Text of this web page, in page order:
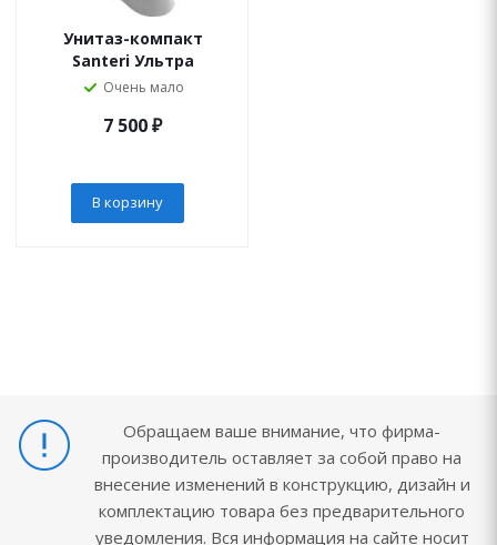
Унитаз-компакт
Santeri Ультра
Очень мало
7 500₽
В корзину
Обращаем ваше внимание, что фирма-
производитель оставляет за собой право на
внесение изменений в конструкцию, дизайн и
комплектацию товара без предварительного
уведомления. Вся информация на сайте носит